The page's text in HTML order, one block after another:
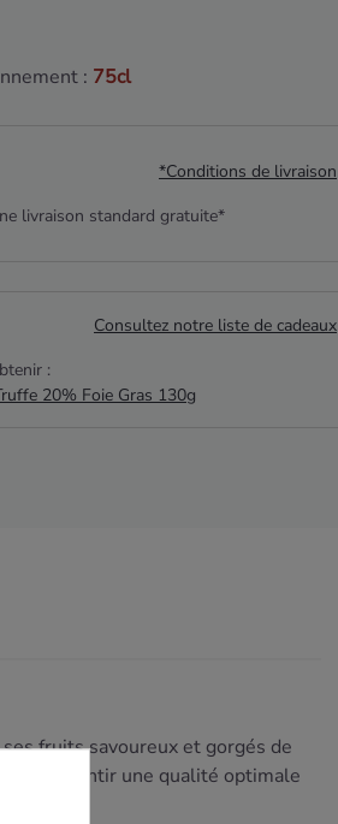
: 75cl
*Conditions de livraison
livraison standard gratuite*
Consultez notre liste de cadeaux
:
20% Foie Gras 130g
fruits savoureux et gorgés de
pour garantir une qualité optimale